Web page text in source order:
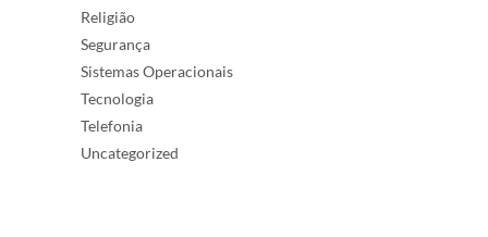
Religião
Segurança
Sistemas Operacionais
Tecnologia
Telefonia
Uncategorized